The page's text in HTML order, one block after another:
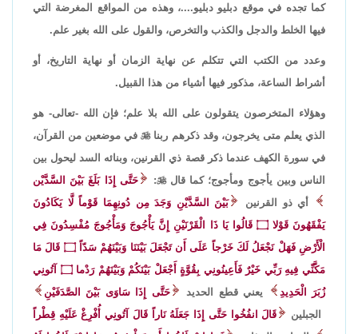
كما تجده في موقع دبليو دبليو....، وهذه من المواقع المغرضة التي
فيها الخلط والدجل والكذب والتخرص، والقول على الله بغير علم.
وعدد من الكتب التي تتكلم عن نهاية الزمان أو نهاية التاريخ، أو
أشراط الساعة، مذكور فيها أشياء من هذا القبيل.
وهؤلاء المتخرصون يتقولون على الله بلا علم؛ فإن الله -تعالى- هو
الذي يعلم متى يخرجون، وقد ذكرهم ربنافي موضعين من القرآن،
في سورة الكهف عندما ذكر قصة ذي القرنين، وبنائه السد ليحول بين
الناس وبين يأجوج ومأجوج؛ كما قال
:
حَتَّى إِذَا بَلَغَ بَيْنَ السَّدَّيْن
أي ذو القرنين
بَيْنَ السَّدَّيْنِ وَجَدَ مِن دُونِهِمَا قَوْماً لَّا يَكَادُونَ
يَفْقَهُونَ قَوْلا ۝
قَالُوا يَا ذَا الْقَرْنَيْنِ إِنَّ يَأْجُوجَ وَمَأْجُوجَ مُفْسِدُونَ فِي
الْأَرْضِ فَهَلْ نَجْعَلُ لَكَ خَرْجاً عَلَى أَن تَجْعَلَ بَيْنَنَا وَبَيْنَهُمْ سَدّاً ۝
قَالَ مَا
مَكَّنِّي فِيهِ رَبِّي خَيْرٌ فَأَعِينُونِي بِقُوَّةٍ أَجْعَلْ بَيْنَكُمْ وَبَيْنَهُمْ رَدْما ۝
آتُونِي
زُبَرَ الْحَدِيدِ
يعني قطع الحديد
حَتَّى إِذَا سَاوَى بَيْنَ الصَّدَفَيْنِ
الجبلين
قَالَ انفُخُوا حَتَّى إِذَا جَعَلَهُ نَاراً قَالَ آتُونِي أُفْرِغْ عَلَيْهِ قِطْراً